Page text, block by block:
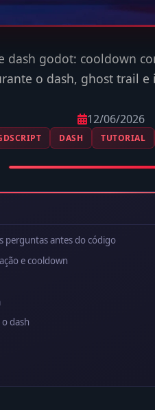
dash godot: cooldown
o dash, ghost trail e
12/06/2026
DASH TUTORIAL
perguntas antes do código
e cooldown
dash